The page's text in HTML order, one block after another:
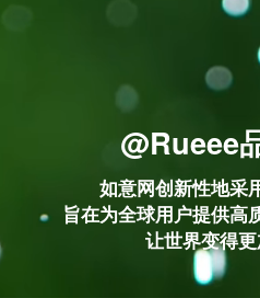
@Rueee
如意网创新性地采
旨在为全球用户提供高
让世界变得更